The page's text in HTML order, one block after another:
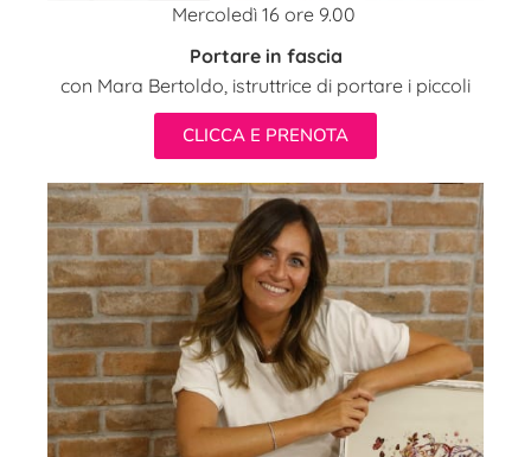
Mercoledì 16 ore 9.00
Portare in fascia
con Mara Bertoldo, istruttrice di portare i piccoli
CLICCA E PRENOTA